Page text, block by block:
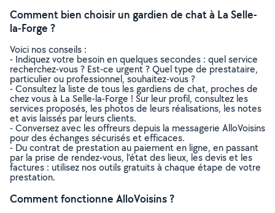
Comment bien choisir un gardien de chat à La Selle-
la-Forge ?
Voici nos conseils :
- Indiquez votre besoin en quelques secondes : quel service
recherchez-vous ? Est-ce urgent ? Quel type de prestataire,
particulier ou professionnel, souhaitez-vous ?
- Consultez la liste de tous les gardiens de chat, proches de
chez vous à La Selle-la-Forge ! Sur leur profil, consultez les
services proposés, les photos de leurs réalisations, les notes
et avis laissés par leurs clients.
- Conversez avec les offreurs depuis la messagerie AlloVoisins
pour des échanges sécurisés et efficaces.
- Du contrat de prestation au paiement en ligne, en passant
par la prise de rendez-vous, l’état des lieux, les devis et les
factures : utilisez nos outils gratuits à chaque étape de votre
prestation.
Comment fonctionne AlloVoisins ?